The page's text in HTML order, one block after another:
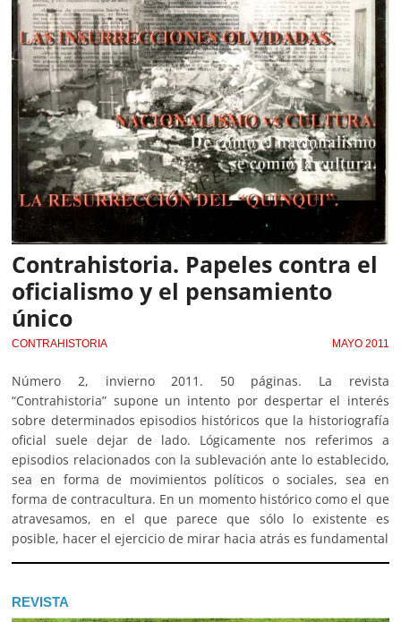
Contrahistoria. Papeles contra el
oficialismo y el pensamiento
único
CONTRAHISTORIA MAYO 2011
Número 2, invierno 2011. 50 páginas. La revista
“Contrahistoria” supone un intento por despertar el interés
sobre determinados episodios históricos que la historiografía
oficial suele dejar de lado. Lógicamente nos referimos a
episodios relacionados con la sublevación ante lo establecido,
sea en forma de movimientos políticos o sociales, sea en
forma de contracultura. En un momento histórico como el que
atravesamos, en el que parece que sólo lo existente es
posible, hacer el ejercicio de mirar hacia atrás es fundamental
REVISTA